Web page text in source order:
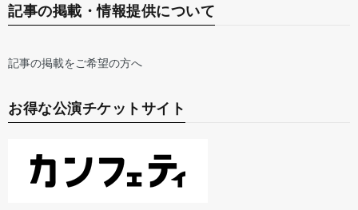
記事の掲載・情報提供について
記事の掲載をご希望の方へ
お得な公演チケットサイト